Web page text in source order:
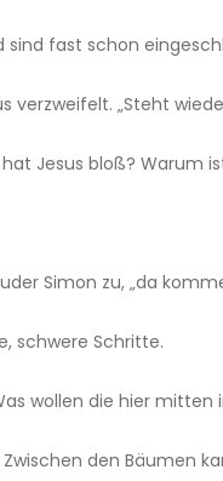
sind fast schon
verzweifelt. „Steht
Jesus bloß? Warum
Simon zu, „da
schwere Schritte.
wollen die hier
den Bäumen